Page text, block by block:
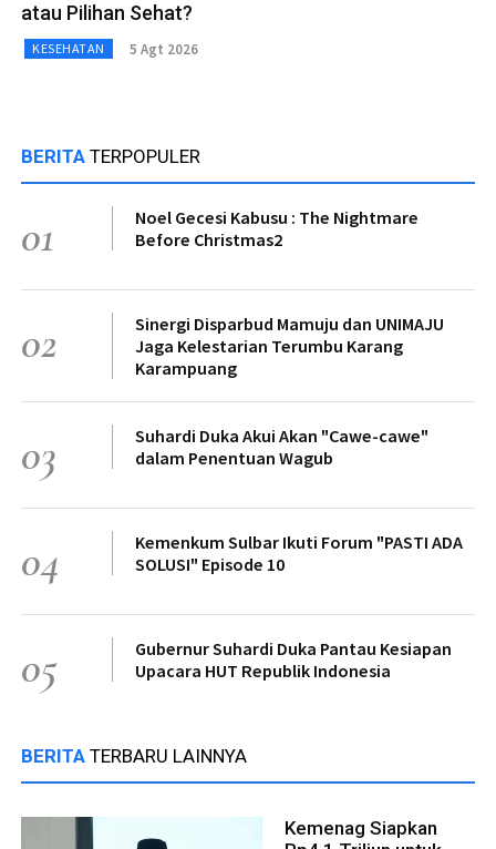
atau Pilihan Sehat?
KESEHATAN 5 Agt 2026
BERITA TERPOPULER
01
Noel Gecesi Kabusu : The Nightmare
Before Christmas2
02
Sinergi Disparbud Mamuju dan UNIMAJU
Jaga Kelestarian Terumbu Karang
Karampuang
03
Suhardi Duka Akui Akan "Cawe-cawe"
dalam Penentuan Wagub
04
Kemenkum Sulbar Ikuti Forum "PASTI ADA
SOLUSI" Episode 10
05
Gubernur Suhardi Duka Pantau Kesiapan
Upacara HUT Republik Indonesia
BERITA TERBARU LAINNYA
Kemenag Siapkan